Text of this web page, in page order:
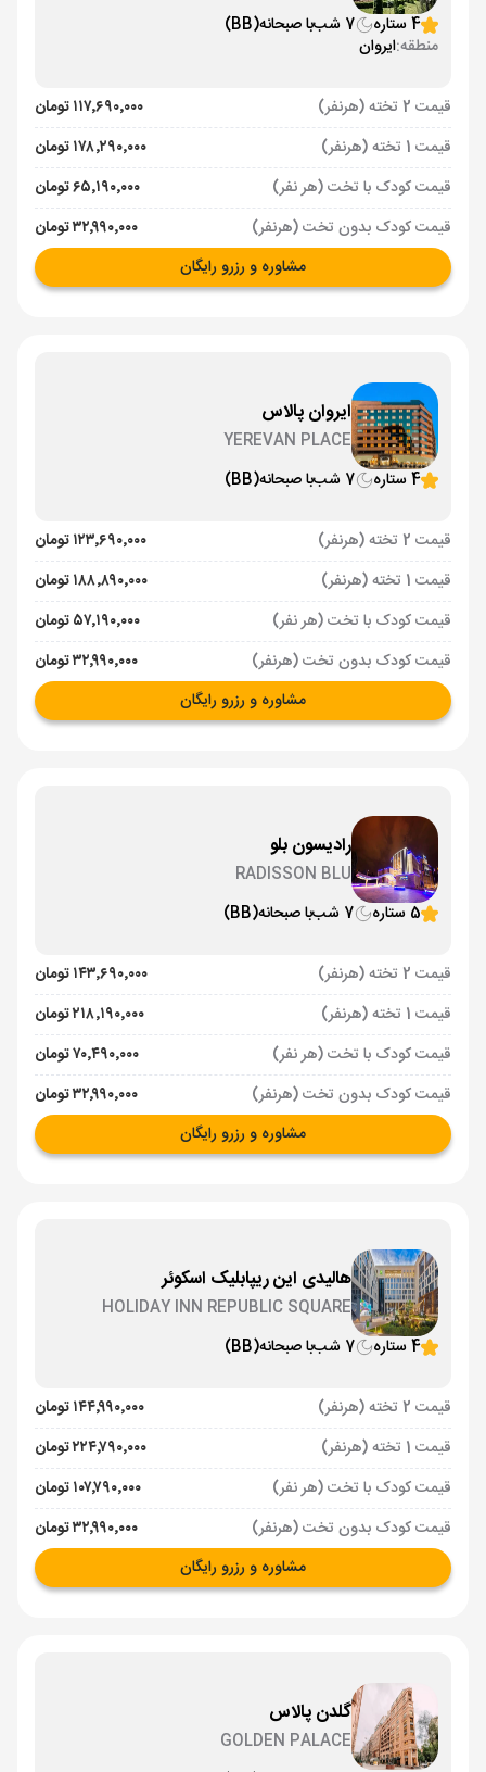
4 ستاره
7 شب با صبحانه(BB)
منطقه:ایروان
قیمت 2 تخته (هرنفر)
۱۱۷٬۶۹۰٬۰۰۰ تومان
قیمت 1 تخته (هرنفر)
۱۷۸٬۲۹۰٬۰۰۰ تومان
قیمت کودک با تخت (هر نفر)
۶۵٬۱۹۰٬۰۰۰ تومان
قیمت کودک بدون تخت (هرنفر)
۳۲٬۹۹۰٬۰۰۰ تومان
مشاوره و رزرو رایگان
ایروان پالاس
YEREVAN PLACE
4 ستاره
7 شب با صبحانه(BB)
قیمت 2 تخته (هرنفر)
۱۲۳٬۶۹۰٬۰۰۰ تومان
قیمت 1 تخته (هرنفر)
۱۸۸٬۸۹۰٬۰۰۰ تومان
قیمت کودک با تخت (هر نفر)
۵۷٬۱۹۰٬۰۰۰ تومان
قیمت کودک بدون تخت (هرنفر)
۳۲٬۹۹۰٬۰۰۰ تومان
مشاوره و رزرو رایگان
رادیسون بلو
RADISSON BLU
5 ستاره
7 شب با صبحانه(BB)
قیمت 2 تخته (هرنفر)
۱۴۳٬۶۹۰٬۰۰۰ تومان
قیمت 1 تخته (هرنفر)
۲۱۸٬۱۹۰٬۰۰۰ تومان
قیمت کودک با تخت (هر نفر)
۷۰٬۴۹۰٬۰۰۰ تومان
قیمت کودک بدون تخت (هرنفر)
۳۲٬۹۹۰٬۰۰۰ تومان
مشاوره و رزرو رایگان
هالیدی این ریپابلیک اسکوئر
HOLIDAY INN REPUBLIC SQUARE
4 ستاره
7 شب با صبحانه(BB)
قیمت 2 تخته (هرنفر)
۱۴۴٬۹۹۰٬۰۰۰ تومان
قیمت 1 تخته (هرنفر)
۲۲۴٬۷۹۰٬۰۰۰ تومان
قیمت کودک با تخت (هر نفر)
۱۰۷٬۷۹۰٬۰۰۰ تومان
قیمت کودک بدون تخت (هرنفر)
۳۲٬۹۹۰٬۰۰۰ تومان
مشاوره و رزرو رایگان
گلدن پالاس
GOLDEN PALACE